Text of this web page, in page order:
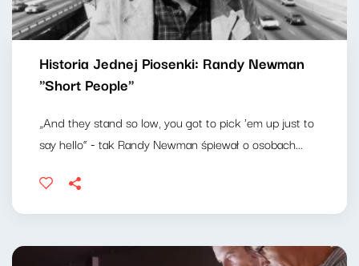
Historia Jednej Piosenki: Randy Newman
"Short People"
„And they stand so low, you got to pick 'em up just to
say hello” - tak Randy Newman śpiewał o osobach...